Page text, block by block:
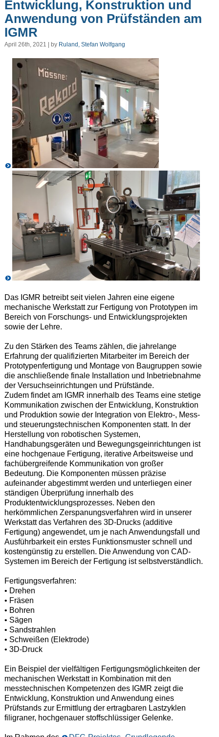
Entwicklung, Konstruktion und
Anwendung von Prüfständen am
IGMR
April 26th, 2021 | by Ruland, Stefan Wolfgang
Das IGMR betreibt seit vielen Jahren eine eigene
mechanische Werkstatt zur Fertigung von Prototypen im
Bereich von Forschungs- und Entwicklungsprojekten
sowie der Lehre.
Zu den Stärken des Teams zählen, die jahrelange
Erfahrung der qualifizierten Mitarbeiter im Bereich der
Prototypenfertigung und Montage von Baugruppen sowie
die anschließende finale Installation und Inbetriebnahme
der Versuchseinrichtungen und Prüfstände.
Zudem findet am IGMR innerhalb des Teams eine stetige
Kommunikation zwischen der Entwicklung, Konstruktion
und Produktion sowie der Integration von Elektro-, Mess-
und steuerungstechnischen Komponenten statt. In der
Herstellung von robotischen Systemen,
Handhabungsgeräten und Bewegungsgeinrichtungen ist
eine hochgenaue Fertigung, iterative Arbeitsweise und
fachübergreifende Kommunikation von großer
Bedeutung. Die Komponenten müssen präzise
aufeinander abgestimmt werden und unterliegen einer
ständigen Überprüfung innerhalb des
Produktentwicklungsprozesses. Neben den
herkömmlichen Zerspanungsverfahren wird in unserer
Werkstatt das Verfahren des 3D-Drucks (additive
Fertigung) angewendet, um je nach Anwendungsfall und
Ausführbarkeit ein erstes Funktionsmuster schnell und
kostengünstig zu erstellen. Die Anwendung von CAD-
Systemen im Bereich der Fertigung ist selbstverständlich.
Fertigungsverfahren:
• Drehen
• Fräsen
• Bohren
• Sägen
• Sandstrahlen
• Schweißen (Elektrode)
• 3D-Druck
Ein Beispiel der vielfältigen Fertigungsmöglichkeiten der
mechanischen Werkstatt in Kombination mit den
messtechnischen Kompetenzen des IGMR zeigt die
Entwicklung, Konstruktion und Anwendung eines
Prüfstands zur Ermittlung der ertragbaren Lastzyklen
filigraner, hochgenauer stoffschlüssiger Gelenke.